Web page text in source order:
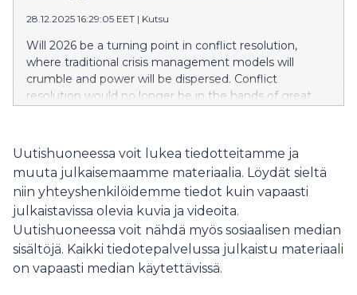
Thursday, January 22, 1:00 PM - 3:00 PM,
Hanaholmen, Hanasaarenranta 5, Espoo.
28.12.2025 16:29:05 EET | Kutsu
Will 2026 be a turning point in conflict resolution,
where traditional crisis management models will
crumble and power will be dispersed. Conflict
resolution would no longer be in the hands of great
solutions. You are welcome to hear more about this
topic at the Conflict Resolution in a Changing World
event on Thursday, January 22, 1:00 PM - 3:00 PM,
Hanaholmen, Hanasaarenranta 5, Espoo.
Uutishuoneessa voit lukea tiedotteitamme ja
muuta julkaisemaamme materiaalia. Löydät sieltä
niin yhteyshenkilöidemme tiedot kuin vapaasti
julkaistavissa olevia kuvia ja videoita.
Uutishuoneessa voit nähdä myös sosiaalisen median
sisältöjä. Kaikki tiedotepalvelussa julkaistu materiaali
on vapaasti median käytettävissä.